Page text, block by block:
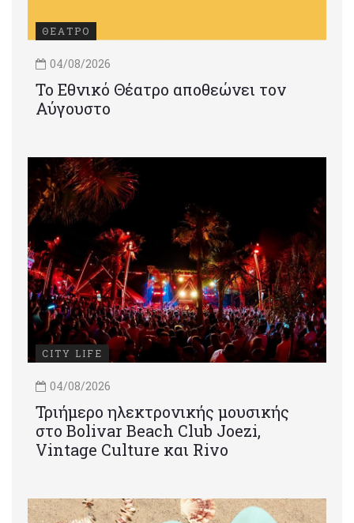
ΘΕΑΤΡΟ
04/08/2026
Το Εθνικό Θέατρο αποθεώνει τον
Αύγουστο
CITY LIFE
04/08/2026
Τριήμερο ηλεκτρονικής μουσικής
στο Bolivar Beach Club Joezi,
Vintage Culture και Rivo